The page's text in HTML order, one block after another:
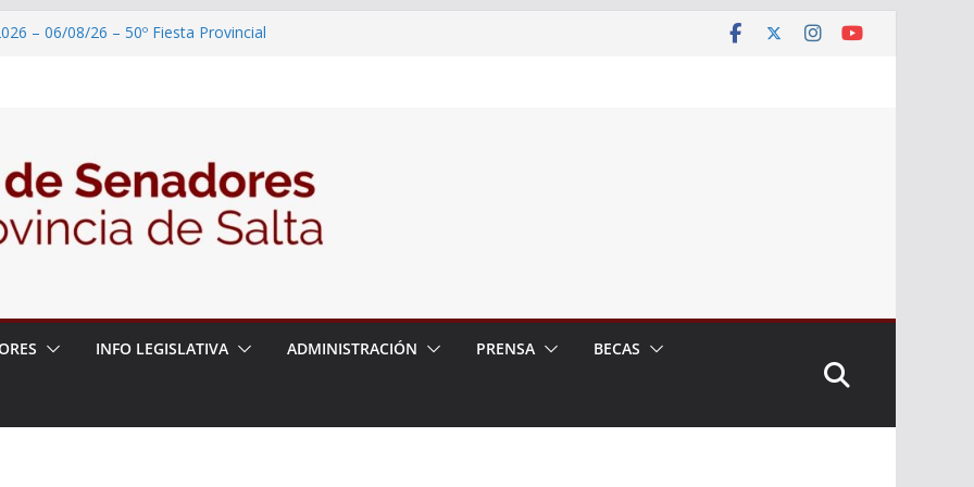
– 06/08/26 – 50º Fiesta Provincial
del Dr. Víctor Alfredo Frías
– 06/08/26 – 82° Edición de la Expo
– 06/08/26 – “Historia y memoria
del pueblo Kolla en el municipio de
INFO LEGISLATIVA ADMINISTRACIÓN PRENSA BECAS